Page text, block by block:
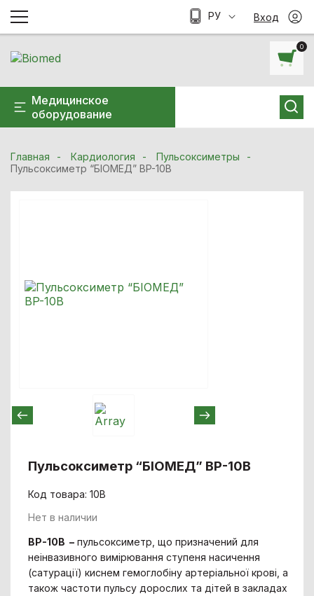
0
Медицинское
оборудование
РУ Вход
Главная Кардиология
Пульсоксиметры
Пульсоксиметр “БІОМЕД” ВP-10В
Пульсоксиметр “БІОМЕД” ВP-10В
Код товара: 10B
Нет в наличии
ВP-10В – пульсоксиметр, що призначений для
неінвазивного вимірювання ступеня насичення
(сатурації) киснем гемоглобіну артеріальної крові, а
також частоти пульсу дорослих та дітей в закладах